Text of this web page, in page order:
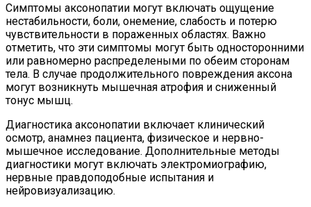
Симптомы аксонопатии могут включать ощущение
нестабильности, боли, онемение, слабость и потерю
чувствительности в пораженных областях. Важно
отметить, что эти симптомы могут быть односторонними
или равномерно распределеными по обеим сторонам
тела. В случае продолжительного повреждения аксона
могут возникнуть мышечная атрофия и сниженный
тонус мышц.
Диагностика аксонопатии включает клинический
осмотр, анамнез пациента, физическое и нервно-
мышечное исследование. Дополнительные методы
диагностики могут включать электромиографию,
нервные правдоподобные испытания и
нейровизуализацию.